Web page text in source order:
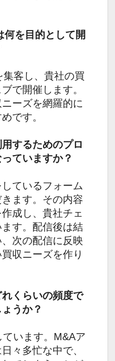
を目的として開
客し、貴社の買
で開催します。
ーズを網羅的に
です。
するためのプロ
ていますか？
ているフォーム
ます。その内容
成し、貴社チェ
す。配信後は結
次の配信に反映
収ニーズを作り
くらいの頻度で
うか？
います。M&Aア
々多忙な中で、